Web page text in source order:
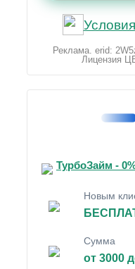
Условия
Реклама. erid:
Лицензия
ТурбоЗайм -
Новым
Сумма
от 3000